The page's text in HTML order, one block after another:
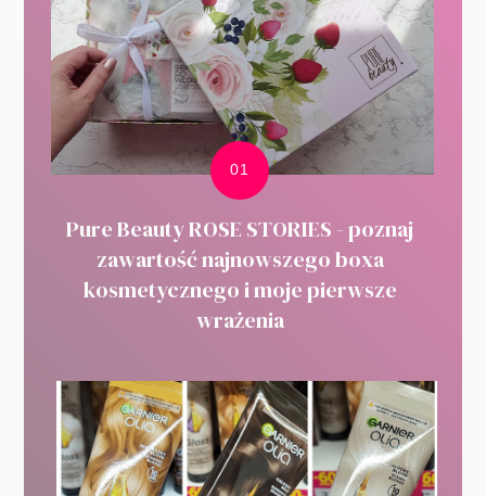
Pure Beauty ROSE STORIES - poznaj
zawartość najnowszego boxa
kosmetycznego i moje pierwsze
wrażenia